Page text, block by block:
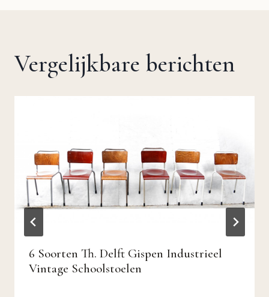
Vergelijkbare berichten
6 Soorten Th. Delft Gispen Industrieel
Vintage Schoolstoelen